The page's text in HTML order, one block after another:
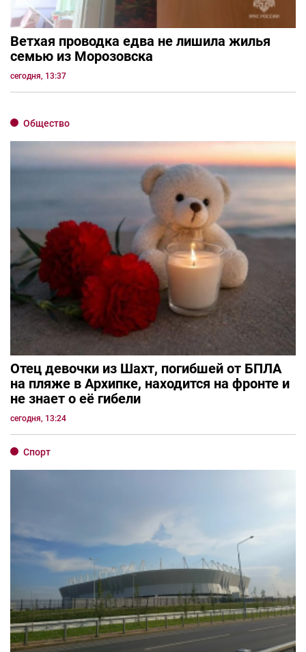
Ветхая проводка едва не лишила жилья
семью из Морозовска
сегодня, 13:37
Общество
Отец девочки из Шахт, погибшей от БПЛА
на пляже в Архипке, находится на фронте и
не знает о её гибели
сегодня, 13:24
Спорт